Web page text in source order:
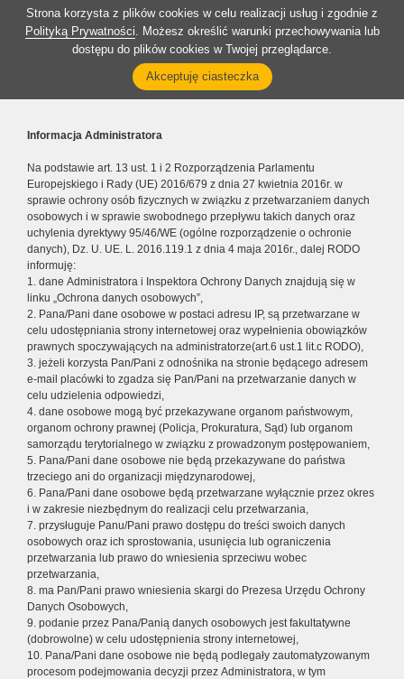
Strona korzysta z plików cookies w celu realizacji usług i zgodnie z
Polityką Prywatności. Możesz określić warunki przechowywania lub
dostępu do plików cookies w Twojej przeglądarce.
Akceptuję ciasteczka
Informacja Administratora
Na podstawie art. 13 ust. 1 i 2 Rozporządzenia Parlamentu
Europejskiego i Rady (UE) 2016/679 z dnia 27 kwietnia 2016r. w
sprawie ochrony osób fizycznych w związku z przetwarzaniem danych
osobowych i w sprawie swobodnego przepływu takich danych oraz
uchylenia dyrektywy 95/46/WE (ogólne rozporządzenie o ochronie
danych), Dz. U. UE. L. 2016.119.1 z dnia 4 maja 2016r., dalej RODO
informuję:
1. dane Administratora i Inspektora Ochrony Danych znajdują się w
linku „Ochrona danych osobowych”,
2. Pana/Pani dane osobowe w postaci adresu IP, są przetwarzane w
celu udostępniania strony internetowej oraz wypełnienia obowiązków
prawnych spoczywających na administratorze(art.6 ust.1 lit.c RODO),
3. jeżeli korzysta Pan/Pani z odnośnika na stronie będącego adresem
e-mail placówki to zgadza się Pan/Pani na przetwarzanie danych w
celu udzielenia odpowiedzi,
4. dane osobowe mogą być przekazywane organom państwowym,
organom ochrony prawnej (Policja, Prokuratura, Sąd) lub organom
samorządu terytorialnego w związku z prowadzonym postępowaniem,
5. Pana/Pani dane osobowe nie będą przekazywane do państwa
trzeciego ani do organizacji międzynarodowej,
6. Pana/Pani dane osobowe będą przetwarzane wyłącznie przez okres
i w zakresie niezbędnym do realizacji celu przetwarzania,
7. przysługuje Panu/Pani prawo dostępu do treści swoich danych
osobowych oraz ich sprostowania, usunięcia lub ograniczenia
przetwarzania lub prawo do wniesienia sprzeciwu wobec
przetwarzania,
8. ma Pan/Pani prawo wniesienia skargi do Prezesa Urzędu Ochrony
Danych Osobowych,
9. podanie przez Pana/Panią danych osobowych jest fakultatywne
(dobrowolne) w celu udostępnienia strony internetowej,
10. Pana/Pani dane osobowe nie będą podlegały zautomatyzowanym
procesom podejmowania decyzji przez Administratora, w tym